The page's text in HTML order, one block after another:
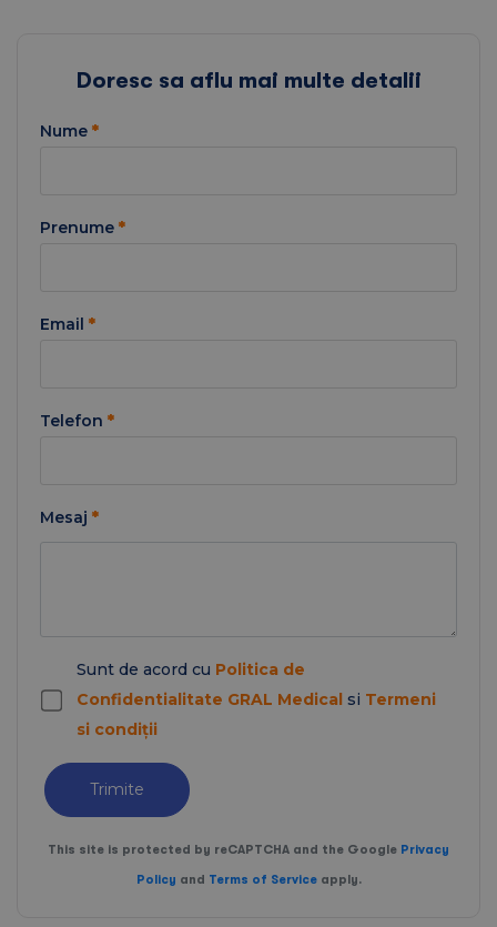
Doresc sa aflu mai multe detalii
Nume *
Prenume *
Email *
Telefon *
Mesaj *
Sunt de acord cu Politica de
Confidentialitate GRAL Medical si Termeni
si condiții
Trimite
This site is protected by reCAPTCHA and the Google Privacy
Policy and Terms of Serviceapply.